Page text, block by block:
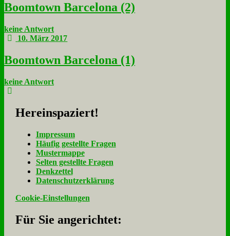
Boom­town Bar­ce­lo­na (2)
keine Antwort
10. März 2017
Boom­town Bar­ce­lo­na (1)
keine Antwort
Her­ein­spa­ziert!
Im­pres­sum
Häu­fig ge­stell­te Fra­gen
Mu­ster­map­pe
Sel­ten ge­stell­te Fra­gen
Denk­zet­tel
Da­ten­schutz­er­klä­rung
Cookie-Einstellungen
Für Sie an­ge­rich­tet: